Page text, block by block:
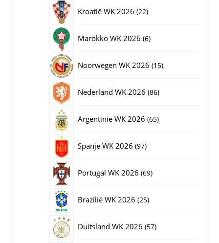
Kroatië WK 2026 2222
Marokko WK 2026 66
Noorwegen WK 2026 1515
Nederland WK 2026 8686
Argentinië WK 2026 6565
Spanje WK 2026 9797
Portugal WK 2026 6969
Brazilië WK 2026 2525
Duitsland WK 2026 5757